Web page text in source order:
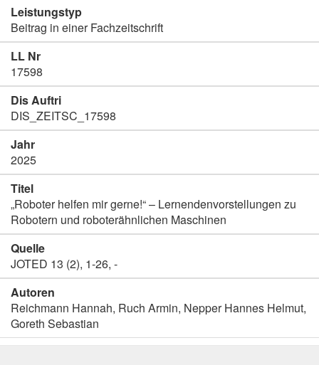
Leistungstyp
Beitrag in einer Fachzeitschrift
LL Nr
17598
Dis Auftri
DIS_ZEITSC_17598
Jahr
2025
Titel
„Roboter helfen mir gerne!“ – Lernendenvorstellungen zu
Robotern und roboterähnlichen Maschinen
Quelle
JOTED 13 (2), 1-26, -
Autoren
Reichmann Hannah, Ruch Armin, Nepper Hannes Helmut,
Goreth Sebastian